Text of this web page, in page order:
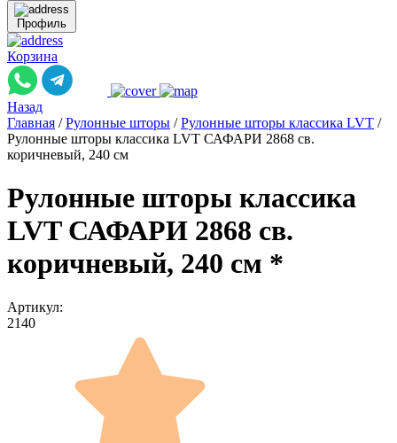
Профиль
Корзина
Назад
Главная / Рулонные шторы / Рулонные шторы классика LVT /
Рулонные шторы классика LVT САФАРИ 2868 св.
коричневый, 240 см
Рулонные шторы классика
LVT САФАРИ 2868 св.
коричневый, 240 см *
Артикул:
2140